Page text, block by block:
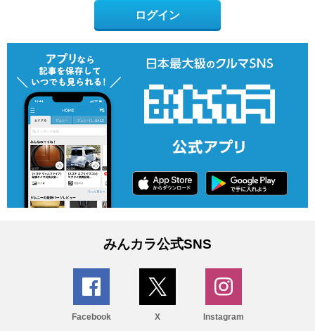
ログイン
みんカラ公式SNS
Facebook X Instagram